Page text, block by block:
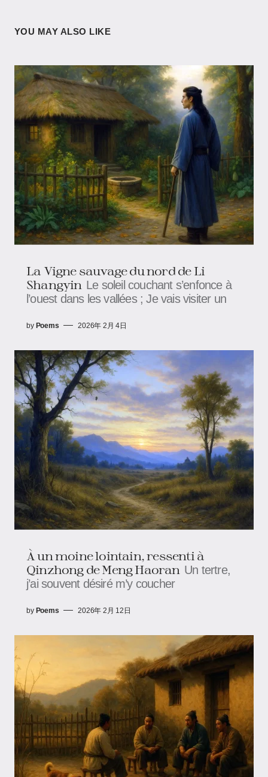
YOU MAY ALSO LIKE
La Vigne sauvage du nord de Li
Shangyin Le soleil couchant s’enfonce à
l’ouest dans les vallées ; Je vais visiter un
by Poems 2026年 2月 4日
À un moine lointain, ressenti à
Qinzhong de Meng Haoran Un tertre,
j’ai souvent désiré m’y coucher
by Poems 2026年 2月 12日